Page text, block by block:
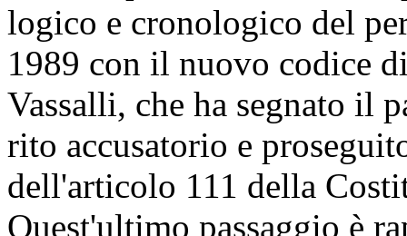
logico e cronologico del
1989 con il nuovo codice
Vassalli, che ha segnato il
rito accusatorio e
dell'articolo 111 della
Quest'ultimo passaggio è